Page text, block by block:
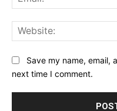
Save my name, email,
next time I comment.